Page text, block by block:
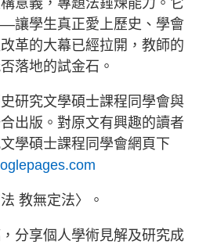
意義，專題法錘煉能力。它
讓學生真正愛上歷史、學會
革的大幕已經拉開，教師的
落地的試金石。
研究文學碩士課程同學會與
出版。對原文有興趣的讀者
學碩士課程同學會網頁下
教無定法〉。
分享個人學術見解及研究成